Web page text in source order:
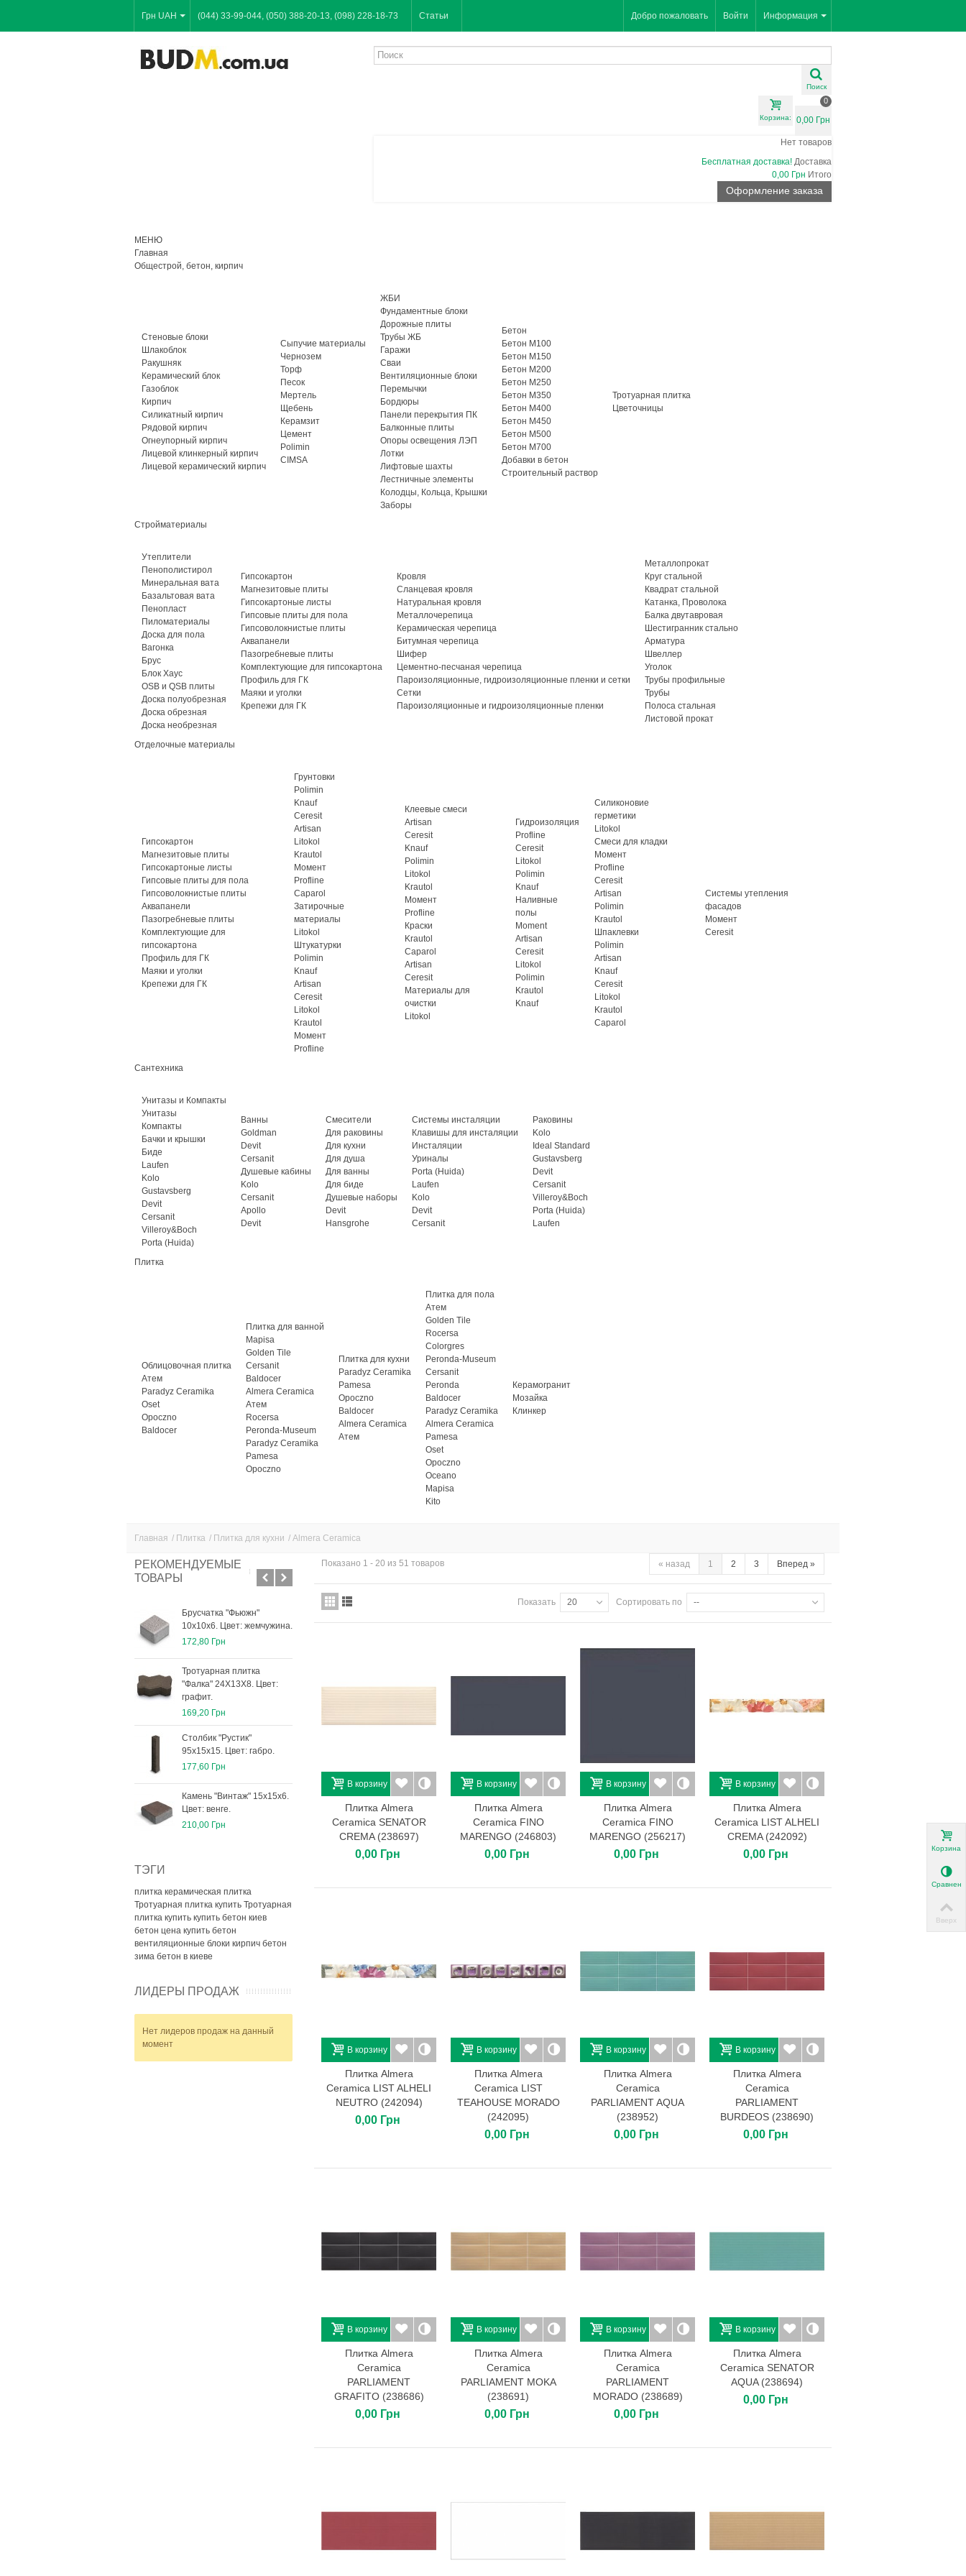
Грн UAH Информация
(044) 33-99-044, (050) 388-20-13, (098) 228-18-73 Статьи Добро пожаловать Войти
Поиск
Корзина:
0
0,00 Грн
Нет товаров
Бесплатная доставка! Доставка
0,00 Грн Итого
Оформление заказа
МЕНЮ
Главная
Общестрой, бетон, кирпич
Стеновые блоки
Шлакоблок
Ракушняк
Керамический блок
Газоблок
Кирпич
Силикатный кирпич
Рядовой кирпич
Огнеупорный кирпич
Лицевой клинкерный кирпич
Лицевой керамический кирпич
Сыпучие материалы
Чернозем
Торф
Песок
Мертель
Щебень
Керамзит
Цемент
Polimin
CIMSA
ЖБИ
Фундаментные блоки
Дорожные плиты
Трубы ЖБ
Гаражи
Сваи
Вентиляционные блоки
Перемычки
Бордюры
Панели перекрытия ПК
Балконные плиты
Опоры освещения ЛЭП
Лотки
Лифтовые шахты
Лестничные элементы
Колодцы, Кольца, Крышки
Заборы
Бетон
Бетон М100
Бетон М150
Бетон М200
Бетон М250
Бетон М350
Бетон М400
Бетон М450
Бетон М500
Бетон М700
Добавки в бетон
Строительный раствор
Тротуарная плитка
Цветочницы
Стройматериалы
Утеплители
Пенополистирол
Минеральная вата
Базальтовая вата
Пенопласт
Пиломатериалы
Доска для пола
Вагонка
Брус
Блок Хаус
OSB и QSB плиты
Доска полуобрезная
Доска обрезная
Доска необрезная
Гипсокартон
Магнезитовые плиты
Гипсокартоные листы
Гипсовые плиты для пола
Гипсоволокнистые плиты
Аквапанели
Пазогребневые плиты
Комплектующие для гипсокартона
Профиль для ГК
Маяки и уголки
Крепежи для ГК
Кровля
Сланцевая кровля
Натуральная кровля
Металлочерепица
Керамическая черепица
Битумная черепица
Шифер
Цементно-песчаная черепица
Пароизоляционные, гидроизоляционные пленки и сетки
Сетки
Пароизоляционные и гидроизоляционные пленки
Металлопрокат
Круг стальной
Квадрат стальной
Катанка, Проволока
Балка двутавровая
Шестигранник стально
Арматура
Швеллер
Уголок
Трубы профильные
Трубы
Полоса стальная
Листовой прокат
Отделочные материалы
Гипсокартон
Магнезитовые плиты
Гипсокартоные листы
Гипсовые плиты для пола
Гипсоволокнистые плиты
Аквапанели
Пазогребневые плиты
Комплектующие для
гипсокартона
Профиль для ГК
Маяки и уголки
Крепежи для ГК
Грунтовки
Polimin
Knauf
Ceresit
Artisan
Litokol
Krautol
Момент
Profline
Caparol
Затирочные
материалы
Litokol
Штукатурки
Polimin
Knauf
Artisan
Ceresit
Litokol
Krautol
Момент
Profline
Клеевые смеси
Artisan
Ceresit
Knauf
Polimin
Litokol
Krautol
Момент
Profline
Краски
Krautol
Caparol
Artisan
Ceresit
Материалы для
очистки
Litokol
Гидроизоляция
Profline
Ceresit
Litokol
Polimin
Knauf
Наливные
полы
Moment
Artisan
Ceresit
Litokol
Polimin
Krautol
Knauf
Силиконовие
герметики
Litokol
Смеси для кладки
Момент
Profline
Ceresit
Artisan
Polimin
Krautol
Шпаклевки
Polimin
Artisan
Knauf
Ceresit
Litokol
Krautol
Caparol
Системы утепления
фасадов
Момент
Ceresit
Сантехника
Унитазы и Компакты
Унитазы
Компакты
Бачки и крышки
Биде
Laufen
Kolo
Gustavsberg
Devit
Cersanit
Villeroy&Boch
Porta (Huida)
Ванны
Goldman
Devit
Cersanit
Душевые кабины
Kolo
Cersanit
Apollo
Devit
Смесители
Для раковины
Для кухни
Для душа
Для ванны
Для биде
Душевые наборы
Devit
Hansgrohe
Системы инсталяции
Клавишы для инсталяции
Инсталяции
Уриналы
Porta (Huida)
Laufen
Kolo
Devit
Cersanit
Раковины
Kolo
Ideal Standard
Gustavsberg
Devit
Cersanit
Villeroy&Boch
Porta (Huida)
Laufen
Плитка
Облицовочная плитка
Атем
Paradyz Ceramika
Oset
Opoczno
Baldocer
Плитка для ванной
Mapisa
Golden Tile
Cersanit
Baldocer
Almera Ceramica
Атем
Rocersa
Peronda-Museum
Paradyz Ceramika
Pamesa
Opoczno
Плитка для кухни
Paradyz Ceramika
Pamesa
Opoczno
Baldocer
Almera Ceramica
Атем
Плитка для пола
Атем
Golden Tile
Rocersa
Colorgres
Peronda-Museum
Cersanit
Peronda
Baldocer
Paradyz Ceramika
Almera Ceramica
Pamesa
Oset
Opoczno
Oceano
Mapisa
Kito
Керамогранит
Мозайка
Клинкер
Главная / Плитка / Плитка для кухни / Almera Ceramica
РЕКОМЕНДУЕМЫЕ
ТОВАРЫ
Брусчатка "Фьюжн"
10х10х6. Цвет: жемчужина.
172,80 Грн
Тротуарная плитка
"Фалка" 24Х13Х8. Цвет:
графит.
169,20 Грн
Столбик "Рустик"
95х15х15. Цвет: габро.
177,60 Грн
Камень "Винтаж" 15х15х6.
Цвет: венге.
210,00 Грн
6х2,1х0,008. Soton. Цвет:...
Брусчатка 40х40х6. Цвет:
164,40 Грн
ТЭГИ
плитка керамическая плитка
Тротуарная плитка купить Тротуарная
плитка купить купить бетон киев
бетон цена купить бетон
вентиляционные блоки кирпич бетон
зима бетон в киеве
ЛИДЕРЫ ПРОДАЖ
Нет лидеров продаж на данный
момент
« назад 1 2 3 Вперед »
Показано 1 - 20 из 51 товаров
Сортировать по --
Показать 20
В корзину
Плитка Almera
Ceramica SENATOR
CREMA (238697)
0,00 Грн
В корзину
Плитка Almera
Ceramica FINO
MARENGO (246803)
0,00 Грн
В корзину
Плитка Almera
Ceramica FINO
MARENGO (256217)
0,00 Грн
В корзину
Плитка Almera
Ceramica LIST ALHELI
CREMA (242092)
0,00 Грн
В корзину
Плитка Almera
Ceramica LIST ALHELI
NEUTRO (242094)
0,00 Грн
В корзину
Плитка Almera
Ceramica LIST
TEAHOUSE MORADO
(242095)
0,00 Грн
В корзину
Плитка Almera
Ceramica
PARLIAMENT AQUA
(238952)
0,00 Грн
В корзину
Плитка Almera
Ceramica
PARLIAMENT
BURDEOS (238690)
0,00 Грн
В корзину
Плитка Almera
Ceramica
PARLIAMENT
GRAFITO (238686)
0,00 Грн
В корзину
Плитка Almera
Ceramica
PARLIAMENT MOKA
(238691)
0,00 Грн
В корзину
Плитка Almera
Ceramica
PARLIAMENT
MORADO (238689)
0,00 Грн
В корзину
Плитка Almera
Ceramica SENATOR
AQUA (238694)
0,00 Грн
Корзина
Вверх